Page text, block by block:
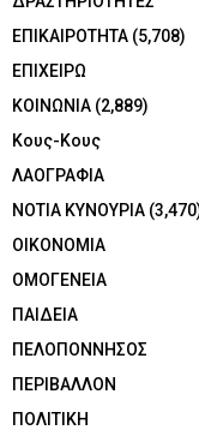
ΕΠΙΚΑΙΡΟΤΗΤΑ (5,708)
ΕΠΙΧΕΙΡΩ
ΚΟΙΝΩΝΙΑ (2,889)
Κους-Κους
ΛΑΟΓΡΑΦΙΑ
ΝΟΤΙΑ ΚΥΝΟΥΡΙΑ
ΟΙΚΟΝΟΜΙΑ
ΟΜΟΓΕΝΕΙΑ
ΠΑΙΔΕΙΑ
ΠΕΛΟΠΟΝΝΗΣΟΣ
ΠΕΡΙΒΑΛΛΟΝ
ΠΟΛΙΤΙΚΗ